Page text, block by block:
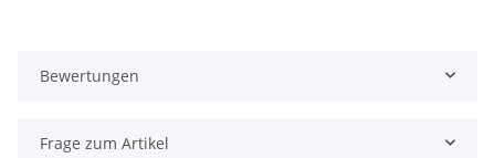
Bewertungen
Frage zum Artikel